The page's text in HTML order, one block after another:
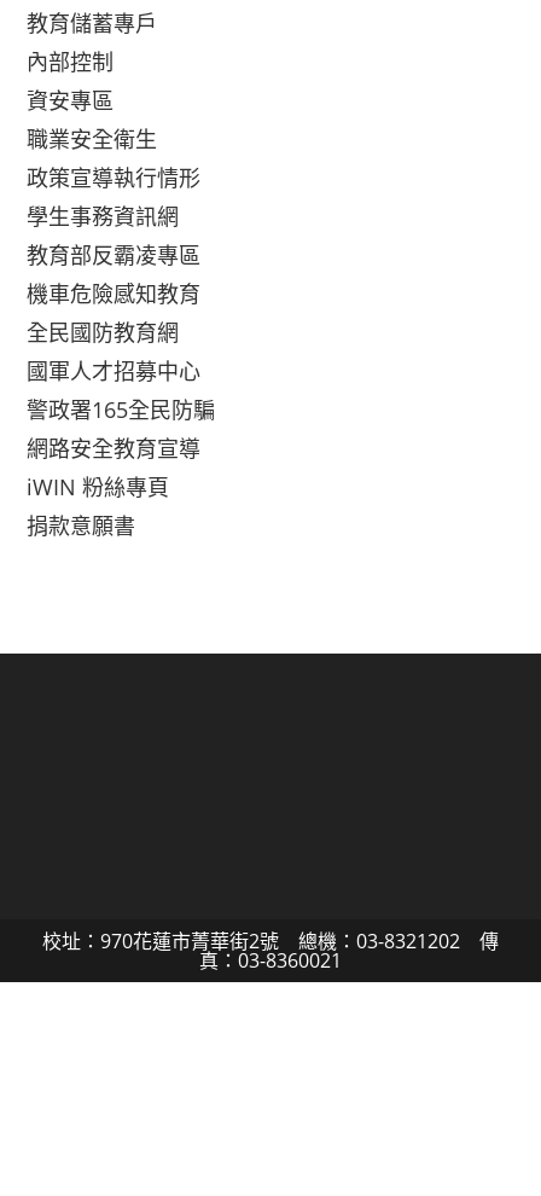
教育儲蓄專戶
內部控制
資安專區
職業安全衛生
政策宣導執行情形
學生事務資訊網
教育部反霸凌專區
機車危險感知教育
全民國防教育網
國軍人才招募中心
警政署165全民防騙
網路安全教育宣導
iWIN 粉絲專頁
捐款意願書
校址：970花蓮市菁華街2號 總機：03-8321202 傳
真：03-8360021